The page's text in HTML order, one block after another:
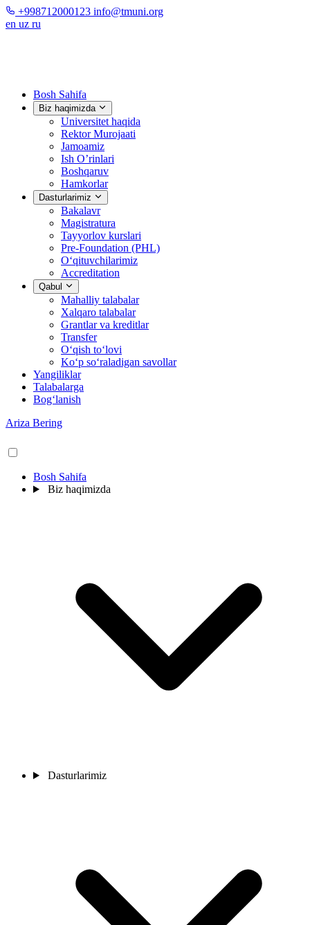
+998712000123 info@tmuni.org
en uz ru
Bosh Sahifa
Biz haqimizda
Universitet haqida
Rektor Murojaati
Jamoamiz
Ish O’rinlari
Boshqaruv
Hamkorlar
Dasturlarimiz
Bakalavr
Magistratura
Tayyorlov kurslari
Pre-Foundation (PHL)
O‘qituvchilarimiz
Accreditation
Qabul
Mahalliy talabalar
Xalqaro talabalar
Grantlar va kreditlar
Transfer
O‘qish to‘lovi
Ko‘p so‘raladigan savollar
Yangiliklar
Talabalarga
Bog‘lanish
Ariza Bering
Bosh Sahifa
Biz haqimizda
Dasturlarimiz